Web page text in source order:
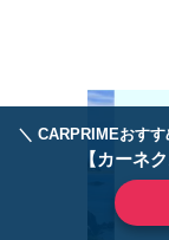
＼ CARPRIMEおす
【カーネ